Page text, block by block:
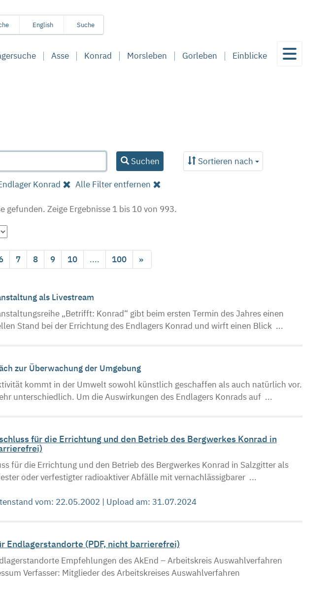
English Suche
Asse Konrad Morsleben Gorleben Einblicke
Suchen Sortieren nach
Konrad Alle Filter entfernen
gefunden. Zeige Ergebnisse 1 bis 10 von 993.
7 8 9 10 .... 100 »
als Livestream
„Betrifft: Konrad“ gibt beim ersten Termin des Jahres einen
Stand bei der Errichtung des Endlagers Konrad und wirft einen Blick ...
zur Überwachung der Umgebung
kommt in der Umwelt sowohl künstlich geschaffen als auch natürlich vor.
unterschiedlich. Um die Auswirkungen des Endlagers Konrads auf ...
für die Errichtung und den Betrieb des Bergwerkes Konrad in
für die Errichtung und den Betrieb des Bergwerkes Konrad in Salzgitter als
oder verfestigter radioaktiver Abfälle mit vernachlässigbarer ...
vom: 22.05.2002 | Upload am: 31.07.2024
Endlagerstandorte (PDF, nicht barrierefrei)
Empfehlungen des AkEnd – Arbeitskreis Auswahlverfahren
Verfasser: Mitglieder des Arbeitskreises Auswahlverfahren